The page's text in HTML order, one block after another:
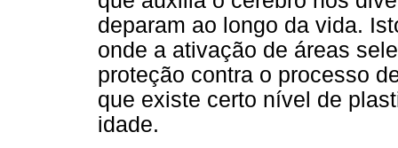
deparam ao longo da vida.
onde a ativação de áreas
proteção contra o processo
que existe certo nível de
idade.